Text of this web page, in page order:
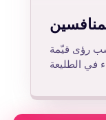
رؤى قيّمة